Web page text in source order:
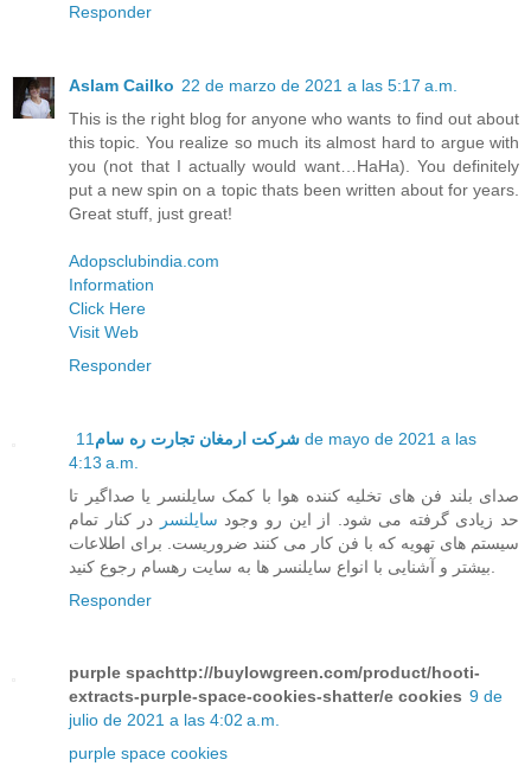
Responder
Aslam Cailko 22 de marzo de 2021 a las 5:17 a.m.
This is the right blog for anyone who wants to find out about
this topic. You realize so much its almost hard to argue with
you (not that I actually would want…HaHa). You definitely
put a new spin on a topic thats been written about for years.
Great stuff, just great!
Adopsclubindia.com
Information
Click Here
Visit Web
Responder
شرکت ارمغان تجارت ره سام 11 de mayo de 2021 a las
4:13 a.m.
صدای بلند فن های تخلیه کننده هوا با کمک سایلنسر یا صداگیر تا
حد زیادی گرفته می شود. از این رو وجود سایلنسر
در کنار تمام
سیستم های تهویه که با فن کار می کنند ضروریست. برای اطلاعات
Responder
purple spachttp://buylowgreen.com/product/hooti-
extracts-purple-space-cookies-shatter/e cookies 9 de
julio de 2021 a las 4:02 a.m.
purple space cookies